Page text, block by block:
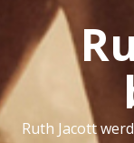
Ruth Jacott